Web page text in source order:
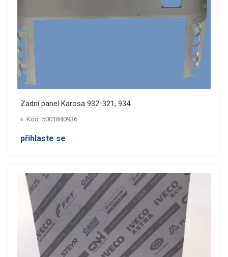
Zadní panel Karosa 932-321, 934
Kód: 5001840936
přihlaste se